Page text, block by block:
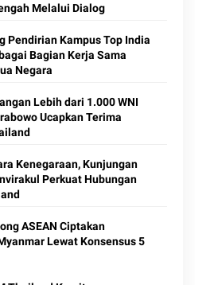
Melalui Dialog
Pendirian Kampus Top India
Bagian Kerja Sama
Negara
Lebih dari 1.000 WNI
Ucapkan Terima
Kenegaraan, Kunjungan
Perkuat Hubungan
ASEAN Ciptakan
Lewat Konsensus 5